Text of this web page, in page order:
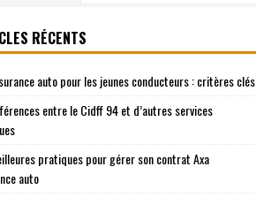
RÉCENTS
auto pour les jeunes conducteurs : critères clés
entre le Cidff 94 et d’autres services
pratiques pour gérer son contrat Axa
auto